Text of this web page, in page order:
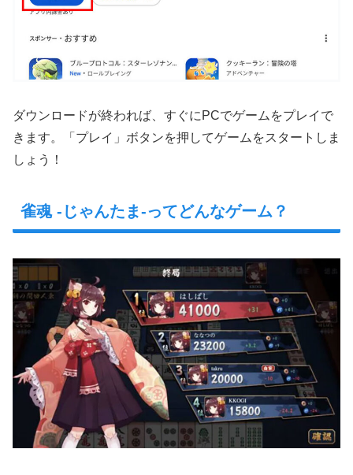
ダウンロードが終われば、すぐにPCでゲームをプレイで
きます。「プレイ」ボタンを押してゲームをスタートしま
しょう！
雀魂 -じゃんたま-ってどんなゲーム？